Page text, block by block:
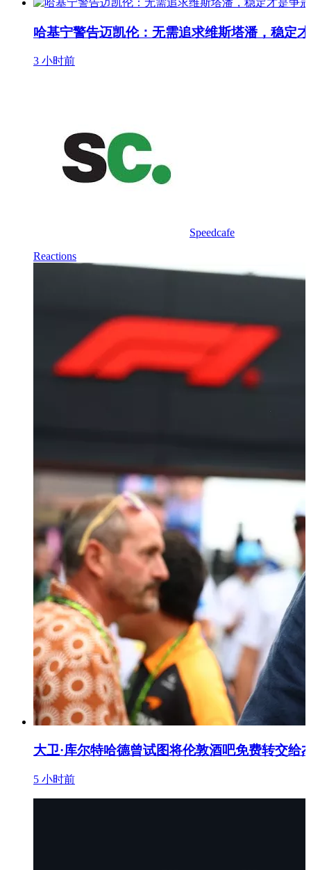
哈基宁警告迈凯伦：无需追求维斯塔潘，稳定
3 小时前
Speedcafe
Reactions
大卫·库尔特哈德曾试图将伦敦酒吧免费转交给
5 小时前